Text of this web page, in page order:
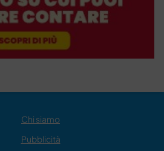
Chi siamo
Pubblicità